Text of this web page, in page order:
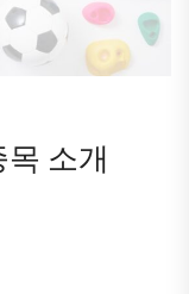
소개